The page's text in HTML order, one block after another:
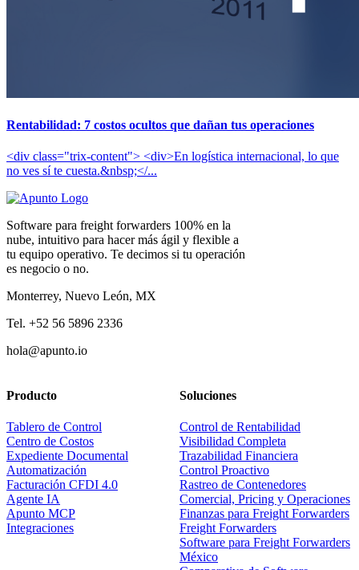
Rentabilidad: 7 costos ocultos que dañan tus operaciones
<div class="trix-content"> <div>En logística internacional, lo que
no ves sí te cuesta.&nbsp;</...
Software para freight forwarders 100% en la
nube, intuitivo para hacer más ágil y flexible a
tu equipo operativo. Te decimos si tu operación
es negocio o no.
Monterrey, Nuevo León, MX
Tel. +52 56 5896 2336
hola@apunto.io
Producto
Tablero de Control
Centro de Costos
Expediente Documental
Automatización
Facturación CFDI 4.0
Agente IA
Apunto MCP
Integraciones
Soluciones
Control de Rentabilidad
Visibilidad Completa
Trazabilidad Financiera
Control Proactivo
Rastreo de Contenedores
Comercial, Pricing y Operaciones
Finanzas para Freight Forwarders
Freight Forwarders
Software para Freight Forwarders
México